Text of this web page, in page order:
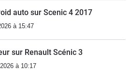
auto sur Scenic 4 2017
à 15:47
sur Renault Scénic 3
à 10:17